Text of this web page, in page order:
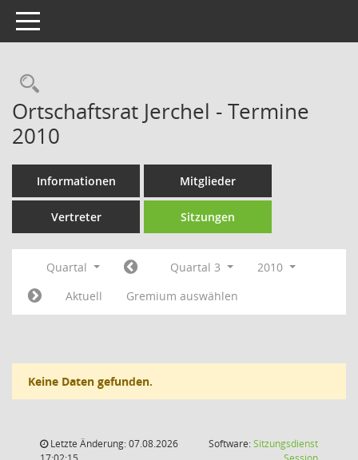
Toggle navigation
Rechercheauswahl
Ortschaftsrat Jerchel - Termine
2010
Informationen Mitglieder
Vertreter Sitzungen
Quartal Quartal 3
2010
Aktuell
Gremium auswählen
Keine Daten gefunden.
Letzte Änderung: 07.08.2026
Software:Sitzungsdienst
(Wird in